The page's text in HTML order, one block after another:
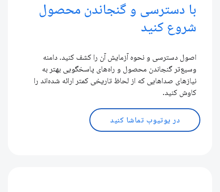
با دسترسی و گنجاندن محصول
شروع کنید
اصول دسترسی و نحوه آزمایش آن را کشف کنید. دامنه
وسیع‌تر گنجاندن محصول و راه‌های پاسخگویی بهتر به
نیازهای صداهایی که از لحاظ تاریخی کمتر ارائه شده‌اند را
کاوش کنید.
در یوتیوب تماشا کنید